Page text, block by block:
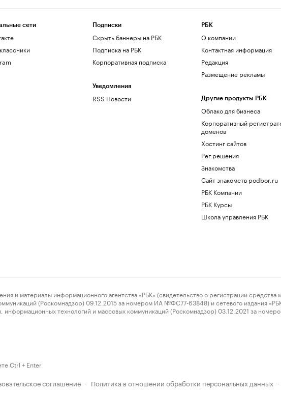
сети Подписки
Скрыть баннеры на РБК
Подписка на РБК
Корпоративная подписка
Уведомления
RSS Новости
РБК
О компании
Контактная информация
Редакция
Размещение рекламы
Другие продукты РБК
Облако для бизнеса
Корпоративный
доменов
Хостинг сайтов
Рег.решения
Знакомства
Сайт знакомств podbor.ru
РБК Компании
РБК Курсы
Школа управления РБК
информационного агентства «РБК» (свидетельство о регистрации средства
(Роскомнадзор) 09.12.2015 за номером ИА №ФС77-63848) и сетевого издания
технологий и массовых коммуникаций (Роскомнадзор) 03.12.2021 за
Ctrl + Enter
соглашение · Политика в отношении обработки персональных данных ·